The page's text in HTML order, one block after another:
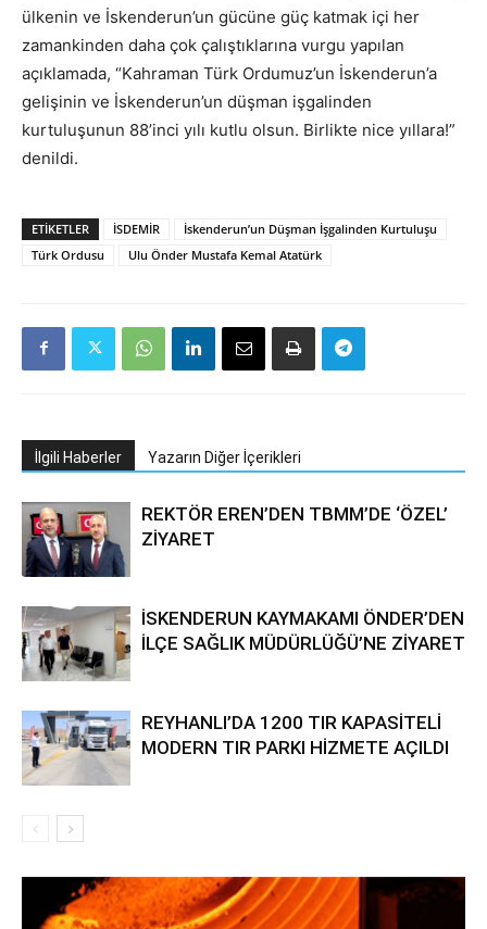
ülkenin ve İskenderun’un gücüne güç katmak içi her
zamankinden daha çok çalıştıklarına vurgu yapılan
açıklamada, “Kahraman Türk Ordumuz’un İskenderun’a
gelişinin ve İskenderun’un düşman işgalinden
kurtuluşunun 88’inci yılı kutlu olsun. Birlikte nice yıllara!”
denildi.
ETIKETLER İSDEMİR
İskenderun’un Düşman İşgalinden Kurtuluşu
Türk Ordusu
Ulu Önder Mustafa Kemal Atatürk
İlgili Haberler Yazarın Diğer İçerikleri
REKTÖR EREN’DEN TBMM’DE ‘ÖZEL’
ZİYARET
İSKENDERUN KAYMAKAMI ÖNDER’DEN
İLÇE SAĞLIK MÜDÜRLÜĞÜ’NE ZİYARET
REYHANLI’DA 1200 TIR KAPASİTELİ
MODERN TIR PARKI HİZMETE AÇILDI